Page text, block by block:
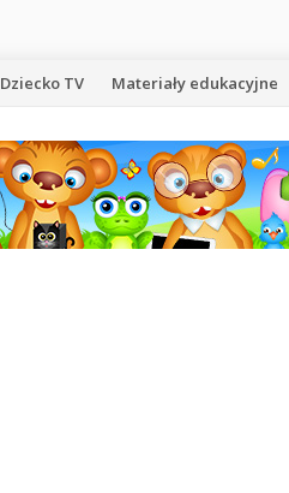
Dziecko TV Materiały edukacyjne